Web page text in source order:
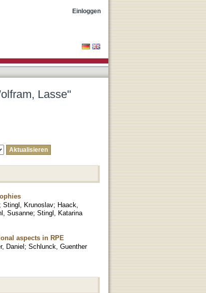
Einloggen
Lasse"
; Stingl, Krunoslav; Haack,
Susanne; Stingl, Katarina
aspects in RPE
Daniel; Schlunck, Guenther